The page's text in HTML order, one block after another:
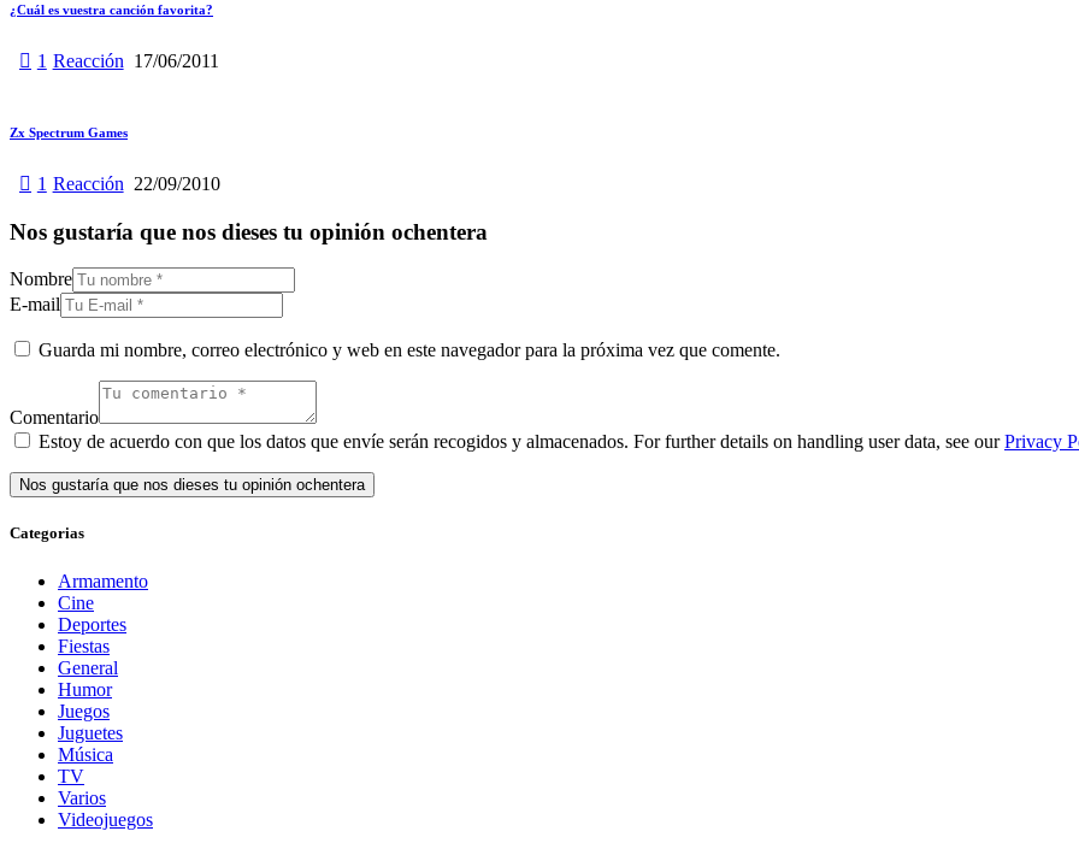
¿Cuál es vuestra canción favorita?
1 Reacción 17/06/2011
Zx Spectrum Games
1 Reacción 22/09/2010
Nos gustaría que nos dieses tu opinión ochentera
Nombre
E-mail
Guarda mi nombre, correo electrónico y web en este navegador para la próxima vez que comente.
Comentario
Estoy de acuerdo con que los datos que envíe serán recogidos y almacenados. For further details on handling user data, see ourPrivacy
Categorias
Armamento
Cine
Deportes
Fiestas
General
Humor
Juegos
Juguetes
Música
TV
Varios
Videojuegos